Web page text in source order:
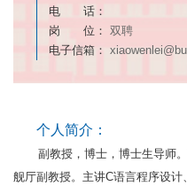
电 话：
岗 位： 双聘
电子信箱：
个人简介：
副教授，博士，博士生导师。
舰厅副教授。主讲C语言程序设